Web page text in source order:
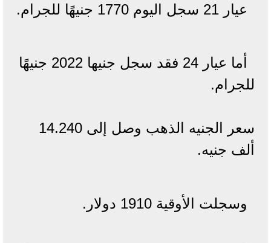
عيار 21 سجل اليوم 1770 جنيهًا للجرام.
أما عيار 24 فقد سجل جنيها 2022 جنيهًا
للجرام.
سعر الجنيه الذهب وصل إلى 14.240
ألف جنيه.
وسجلت الأوقية 1910 دولار.